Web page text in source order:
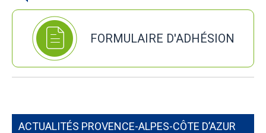
FORMULAIRE D'ADHÉSION
ACTUALITÉS PROVENCE-ALPES-CÔTE D’AZUR